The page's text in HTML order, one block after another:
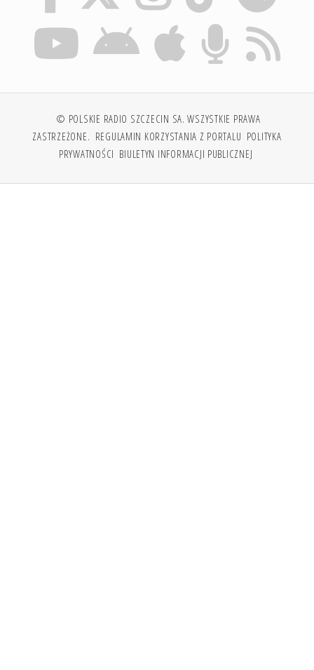
© POLSKIE RADIO SZCZECIN SA. WSZYSTKIE PRAWA
ZASTRZEŻONE. REGULAMIN KORZYSTANIA Z PORTALU POLITYKA
PRYWATNOŚCI BIULETYN INFORMACJI PUBLICZNEJ